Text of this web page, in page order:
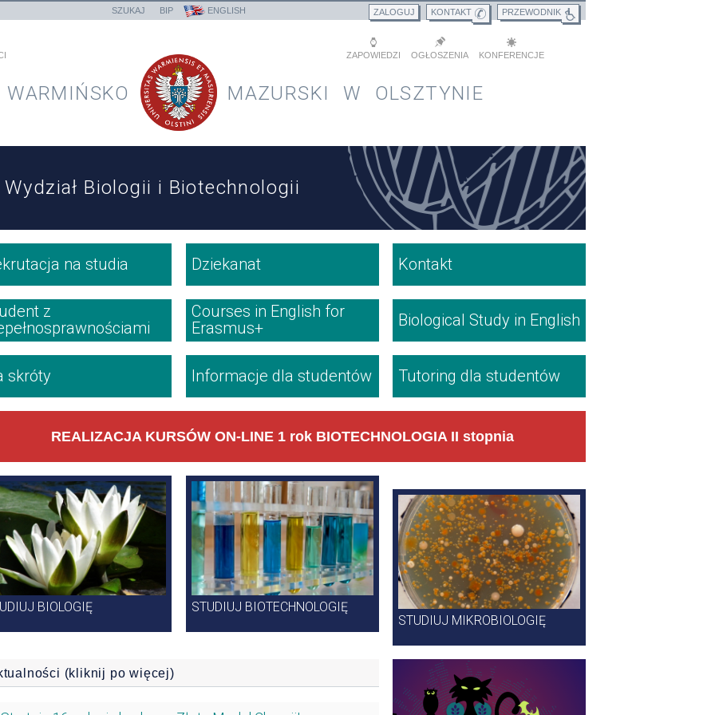
SZUKAJ BIP ENGLISH PRZEWODNIK
KONTAKT
ZALOGUJ
KONFERENCJE
OGŁOSZENIA
ZAPOWIEDZI
WARMIŃSKO MAZURSKI W OLSZTYNIE
Wydział Biologii i Biotechnologii
na studia Dziekanat Kontakt
z
Courses in English for
Erasmus+
Biological Study in English
skróty Informacje dla studentów Tutoring dla studentów
REALIZACJA KURSÓW ON-LINE 1 rok BIOTECHNOLOGIA II stopnia
BIOLOGIĘ
STUDIUJ BIOTECHNOLOGIĘ
STUDIUJ MIKROBIOLOGIĘ
Zapowiedzi
(kliknij po więcej)